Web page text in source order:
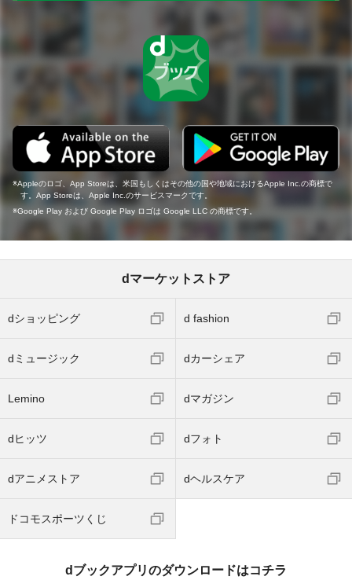
Appleのロゴ、App Storeは、米国もしくはその他の国や地域におけるApple Inc.の商標で
す。App Storeは、Apple Inc.のサービスマークです。
Google Play および Google Play ロゴは Google LLC の商標です。
dマーケットストア
dショッピング d fashion
dミュージック dカーシェア
Lemino dマガジン
dヒッツ dフォト
dアニメストア dヘルスケア
ドコモスポーツくじ
dブックアプリのダウンロードはコチラ